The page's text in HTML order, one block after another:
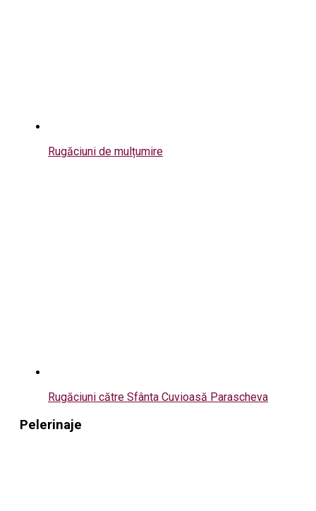
Rugăciuni de mulțumire
Rugăciuni către Sfânta Cuvioasă Parascheva
Pelerinaje